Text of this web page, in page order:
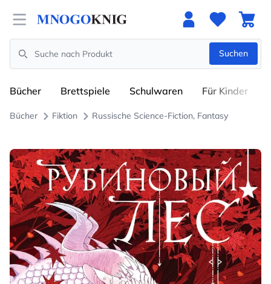
Open menu
Search
Suchen
Bücher Brettspiele Schulwaren Für Kinder
Bücher Fiktion Russische Science-Fiction, Fantasy